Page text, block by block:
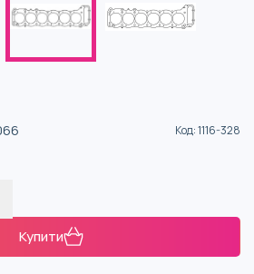
Код:1116-328
Купити